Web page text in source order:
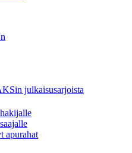
julkaisusarjoista
apurahat